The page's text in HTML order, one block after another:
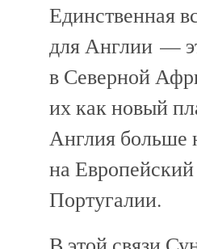
Единственная
для Англии —
в Северной
их как новый
Англия больше
на
Португалии.